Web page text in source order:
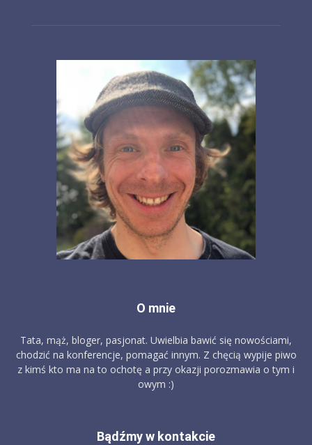
O mnie
Tata, mąż, bloger, pasjonat. Uwielbia bawić się nowościami,
chodzić na konferencje, pomagać innym. Z chęcią wypije piwo
z kimś kto ma na to ochotę a przy okazji porozmawia o tym i
owym :)
Bądźmy w kontakcie